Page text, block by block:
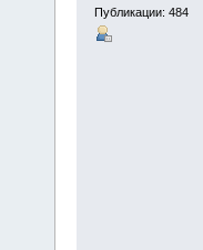
Публикации: 484